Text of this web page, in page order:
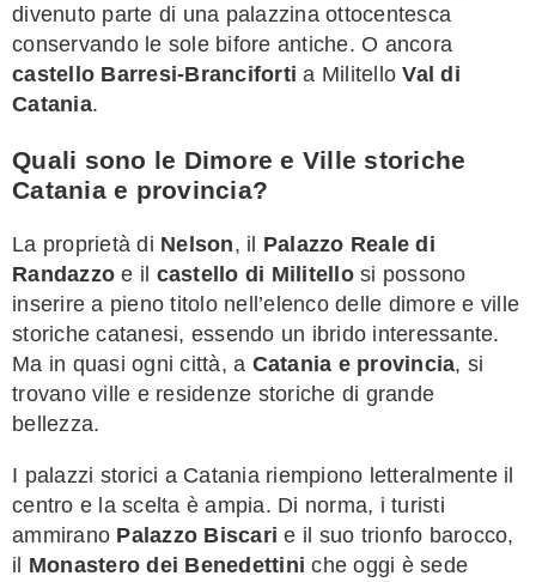
divenuto parte di una palazzina ottocentesca
conservando le sole bifore antiche. O ancora
castello Barresi-Branciforti a MilitelloVal di
Catania.
Quali sono le Dimore e Ville storiche
Catania e provincia?
La proprietà di Nelson, il Palazzo Reale di
Randazzo e il castello di Militello si possono
inserire a pieno titolo nell’elenco delle dimore e ville
storiche catanesi, essendo un ibrido interessante.
Ma in quasi ogni città, a Catania e provincia, si
trovano ville e residenze storiche di grande
bellezza.
I palazzi storici a Catania riempiono letteralmente il
centro e la scelta è ampia. Di norma, i turisti
ammirano Palazzo Biscarie il suo trionfo barocco,
il Monastero dei Benedettini che oggi è sede